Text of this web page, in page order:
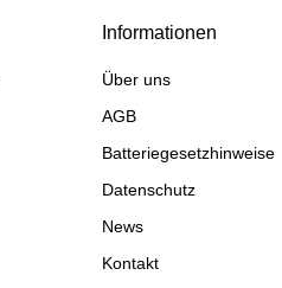
Informationen
Über uns
AGB
Batteriegesetzhinweise
Datenschutz
News
Kontakt